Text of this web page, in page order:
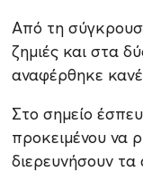
Από τη
ζημιές και στα
αναφέρθηκε
Στο σημείο
προκειμένου να
διερευνήσουν τα